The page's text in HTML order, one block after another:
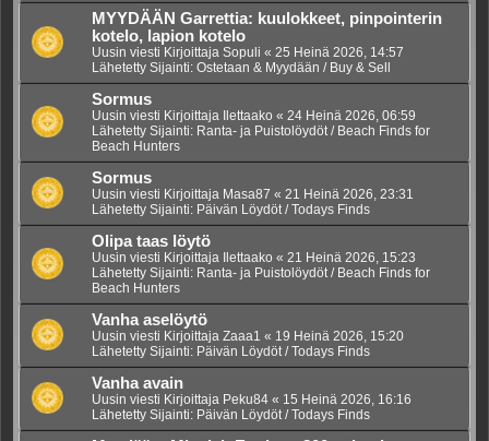
MYYDÄÄN Garrettia: kuulokkeet, pinpointerin
kotelo, lapion kotelo
Uusin viesti Kirjoittaja Sopuli « 25 Heinä 2026, 14:57
Lähetetty Sijainti: Ostetaan & Myydään / Buy & Sell
Sormus
Uusin viesti Kirjoittaja Ilettaako « 24 Heinä 2026, 06:59
Lähetetty Sijainti: Ranta- ja Puistolöydöt / Beach Finds for
Beach Hunters
Sormus
Uusin viesti Kirjoittaja Masa87 « 21 Heinä 2026, 23:31
Lähetetty Sijainti: Päivän Löydöt / Todays Finds
Olipa taas löytö
Uusin viesti Kirjoittaja Ilettaako « 21 Heinä 2026, 15:23
Lähetetty Sijainti: Ranta- ja Puistolöydöt / Beach Finds for
Beach Hunters
Vanha aselöytö
Uusin viesti Kirjoittaja Zaaa1 « 19 Heinä 2026, 15:20
Lähetetty Sijainti: Päivän Löydöt / Todays Finds
Vanha avain
Uusin viesti Kirjoittaja Peku84 « 15 Heinä 2026, 16:16
Lähetetty Sijainti: Päivän Löydöt / Todays Finds